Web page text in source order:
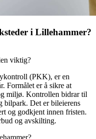
i Lillehammer?
viktig?
(PKK), er en
Formålet er å sikre at
miljø. Kontrollen bidrar til
bilpark. Det er bileierens
og godkjent innen fristen.
og avskilting.